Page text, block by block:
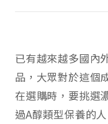
已有越來越多國內
品，大眾對於這個
在選購時，要挑選
過A醇類型保養的